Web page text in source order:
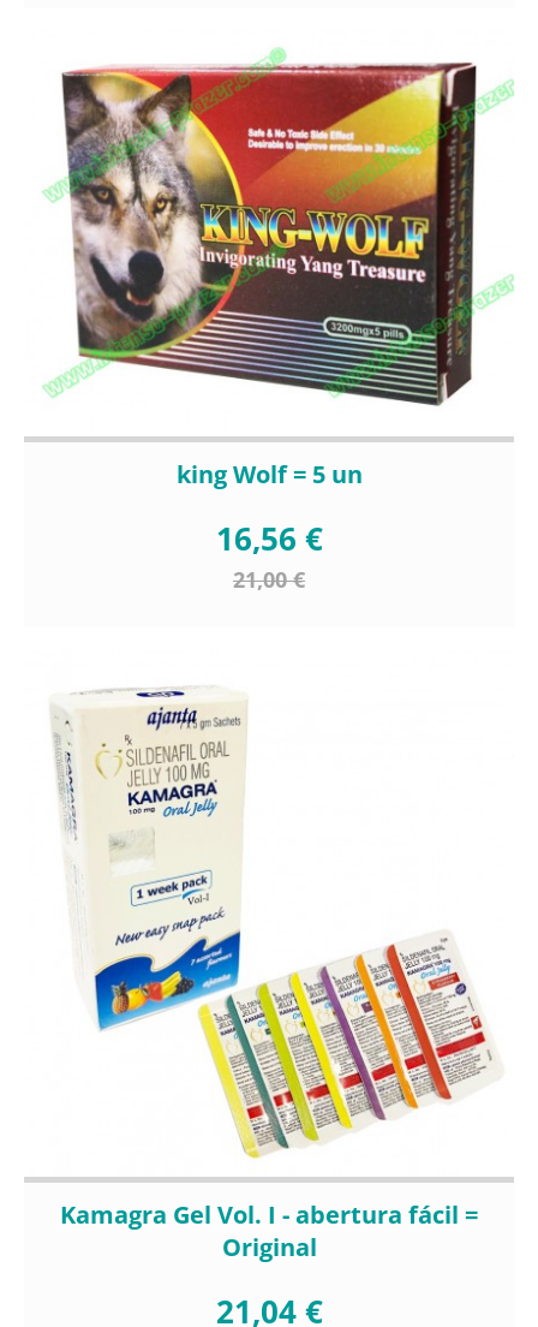
king Wolf = 5 un
16,56 €
21,00 €
Kamagra Gel Vol. I - abertura fácil =
Original
21,04 €